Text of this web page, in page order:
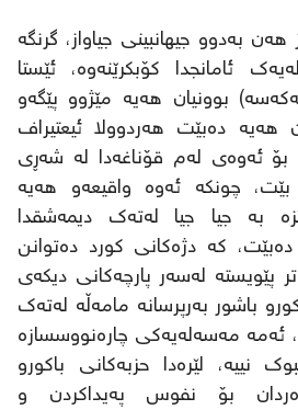
هەن بەدوو جیهانبینی جیاواز، گرنگە
ئامانجدا کۆبکرێنەوە، ئێستا
بوونیان هەیە مێژوو پێگەو
هەیە دەبێت هەردوولا ئیعتیراف
ئەوەی لەم قۆناغەدا لە شەڕی
بێت، چونکە ئەوە واقیعەو هەیە
بە جیا جیا لەتەک دیمەشقدا
دەبێت، کە دژەکانی کورد دەتوانن
پێویستە لەسەر پارچەکانی دیکەی
باشور بەرپرسانە مامەڵە لەتەک
ئەمە مەسەلەیەکی چارەنووسسازە
نییە، لێرەدا حزبەکانی باکورو
بۆ نفوس پەیداکردن و